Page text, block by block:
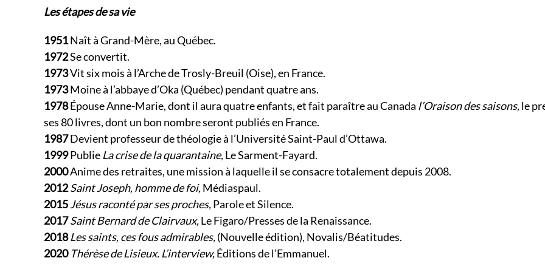
Les étapes de sa vie
1951Naît à Grand-Mère, au Québec.
1972Se convertit.
1973Vit six mois à l’Arche de Trosly-Breuil (Oise), en France.
1973Moine à l’abbaye d’Oka (Québec) pendant quatre ans.
1978Épouse Anne-Marie, dont il aura quatre enfants, et fait paraître au Canada l’Oraison des saisons,le
ses 80 livres, dont un bon nombre seront publiés en France.
1987Devient professeur de théologie à l’Université Saint-Paul d’Ottawa.
1999Publie La crise de la quarantaine,Le Sarment-Fayard.
2000Anime des retraites, une mission à laquelle il se consacre totalement depuis 2008.
2012Saint Joseph, homme de foi,Médiaspaul.
2015Jésus raconté par ses proches,Parole et Silence.
2017Saint Bernard de Clairvaux,Le Figaro/Presses de la Renaissance.
2018Les saints, ces fous admirables,(Nouvelle édition), Novalis/Béatitudes.
2020 Thérèse de Lisieux. L’interview,Éditions de l’Emmanuel.